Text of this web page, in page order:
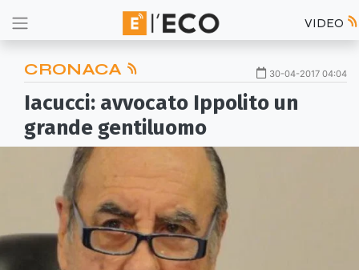
VIDEO
CRONACA 30-04-2017 04:04
Iacucci: avvocato Ippolito un
grande gentiluomo